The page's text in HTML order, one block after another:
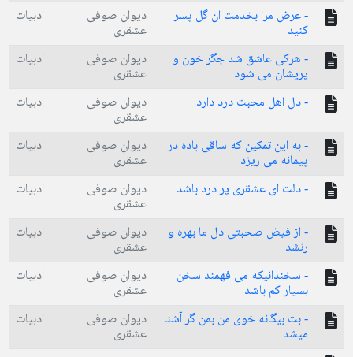
- عرض مرا بخدمت ان گل پسر
کنید
دیوان صوفی
عشقری
ادبیات
- هرکی عاشق شد جگر خون و
پریشان می شود
دیوان صوفی
عشقری
ادبیات
- دل اهل محبت درد دارد دیوان صوفی
عشقری
ادبیات
- به این تمکین که ساقی باده در
پیمانه می ریزد
دیوان صوفی
عشقری
ادبیات
- دلت ای عشقری پر درد باشد دیوان صوفی
عشقری
ادبیات
- از فیض صحبتی دل ما بهره و
رنشد
دیوان صوفی
عشقری
ادبیات
- سخندانیکه می فهمند سخن
بسیار کم باشد
دیوان صوفی
عشقری
ادبیات
- بت بیگانه خوی من بمن گر آشنا
میشد
دیوان صوفی
عشقری
ادبیات